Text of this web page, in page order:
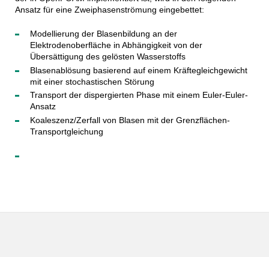
Ansatz für eine Zweiphasenströmung eingebettet:
Modellierung der Blasenbildung an der
Elektrodenoberfläche in Abhängigkeit von der
Übersättigung des gelösten Wasserstoffs
Blasenablösung basierend auf einem Kräftegleichgewicht
mit einer stochastischen Störung
Transport der dispergierten Phase mit einem Euler-Euler-
Ansatz
Koaleszenz/Zerfall von Blasen mit der Grenzflächen-
Transportgleichung